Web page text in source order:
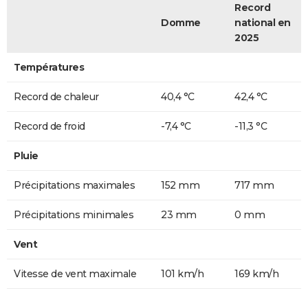
Domme
Record
national en
2025
Températures
Record de chaleur 40,4 °C 42,4 °C
Record de froid -7,4 °C -11,3 °C
Pluie
Précipitations maximales 152 mm 717 mm
Précipitations minimales 23 mm 0 mm
Vent
Vitesse de vent maximale 101 km/h 169 km/h